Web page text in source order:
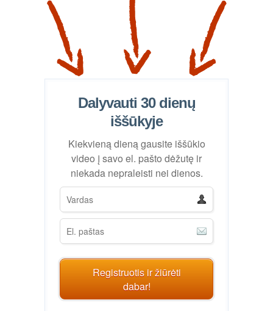
Dalyvauti 30 dienų
iššūkyje
Kiekvieną dieną gausite iššūkio
video į savo el. pašto dėžutę ir
niekada nepraleisti nei dienos.
Registruotis ir žiūrėti
dabar!